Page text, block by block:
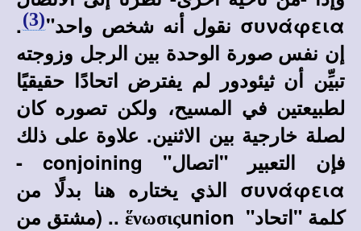
συνάφεια نقول أنه شخص واحد"(3)
.
إن نفس صورة الوحدة بين الرجل وزوجته
تبيِّن أن ثيئودور لم يفترض اتحادًا حقيقيًا
لطبيعتين في المسيح، ولكن تصوره كان
لصلة خارجية بين الاثنين. علاوة على ذلك
فإن التعبير "اتصال" conjoining
-
συνάφεια الذي يختاره هنا بدلًا من
كلمة "اتحاد" union
ἕνωσις .. (مشتق من